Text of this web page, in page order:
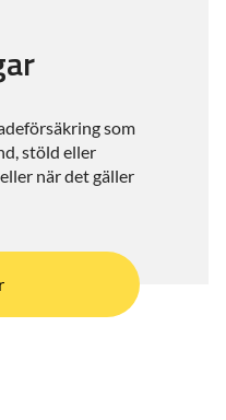
som
stöld eller
när det gäller